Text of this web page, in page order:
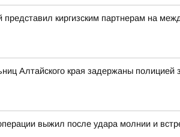
представил киргизским партнерам на
Алтайского края задержаны
выжил после удара молнии и